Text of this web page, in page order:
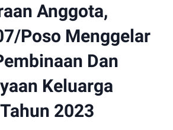
Anggota,
Poso Menggelar
Dan
Keluarga
2023